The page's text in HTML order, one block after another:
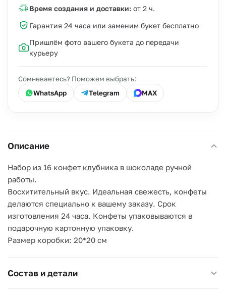
Время создания и доставки: от 2 ч.
Гарантия 24 часа или заменим букет бесплатно
Пришлём фото вашего букета до передачи
курьеру
Сомневаетесь? Поможем выбрать:
WhatsApp
Telegram MAX
Описание
Набор из 16 конфет клубника в шоколаде ручной
работы.
Восхитительный вкус. Идеальная свежесть, конфеты
делаются специально к вашему заказу. Срок
изготовления 24 часа. Конфеты упаковываются в
подарочную картонную упаковку.
Размер коробки: 20*20 см
Состав и детали